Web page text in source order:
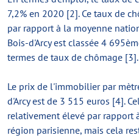
7,2% en 2020 [2]. Ce taux de
par rapport à la moyenne
Bois-d'Arcy est classée 4
termes de taux de chômage [3].
Le prix de l'immobilier par
d'Arcy est de 3 515 euros [4].
relativement élevé par rapport
région parisienne, mais cela